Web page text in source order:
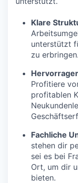
Klare
unterstützt
zu erbringen.
Profitiere
profitablen
Fachliche
stehen dir
sei es bei
Ort, um dir
bieten.